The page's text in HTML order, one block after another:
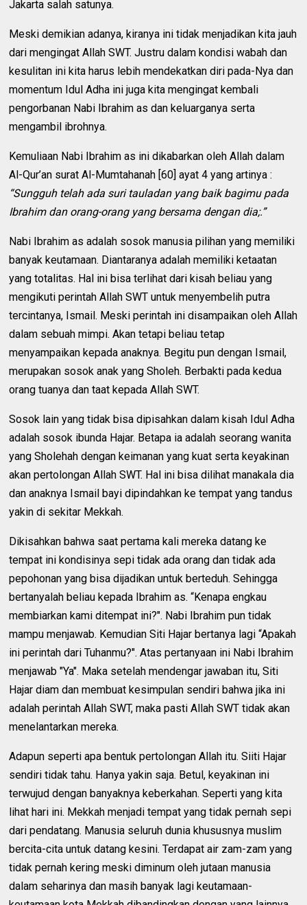
Jakarta salah satunya.
Meski demikian adanya, kiranya ini tidak menjadikan kita jauh
dari mengingat Allah SWT. Justru dalam kondisi wabah dan
kesulitan ini kita harus lebih mendekatkan diri pada-Nya dan
momentum Idul Adha ini juga kita mengingat kembali
pengorbanan Nabi Ibrahim as dan keluarganya serta
mengambil ibrohnya.
Kemuliaan Nabi Ibrahim as ini dikabarkan oleh Allah dalam
Al-Qur’an surat Al-Mumtahanah [60] ayat 4 yang artinya :
“Sungguh telah ada suri tauladan yang baik bagimu pada
Ibrahim dan orang-orang yang bersama dengan dia;.”
Nabi Ibrahim as adalah sosok manusia pilihan yang memiliki
banyak keutamaan. Diantaranya adalah memiliki ketaatan
yang totalitas. Hal ini bisa terlihat dari kisah beliau yang
mengikuti perintah Allah SWT untuk menyembelih putra
tercintanya, Ismail. Meski perintah ini disampaikan oleh Allah
dalam sebuah mimpi. Akan tetapi beliau tetap
menyampaikan kepada anaknya. Begitu pun dengan Ismail,
merupakan sosok anak yang Sholeh. Berbakti pada kedua
orang tuanya dan taat kepada Allah SWT.
Sosok lain yang tidak bisa dipisahkan dalam kisah Idul Adha
adalah sosok ibunda Hajar. Betapa ia adalah seorang wanita
yang Sholehah dengan keimanan yang kuat serta keyakinan
akan pertolongan Allah SWT. Hal ini bisa dilihat manakala dia
dan anaknya Ismail bayi dipindahkan ke tempat yang tandus
yakin di sekitar Mekkah.
Dikisahkan bahwa saat pertama kali mereka datang ke
tempat ini kondisinya sepi tidak ada orang dan tidak ada
pepohonan yang bisa dijadikan untuk berteduh. Sehingga
bertanyalah beliau kepada Ibrahim as. “Kenapa engkau
membiarkan kami ditempat ini?". Nabi Ibrahim pun tidak
mampu menjawab. Kemudian Siti Hajar bertanya lagi “Apakah
ini perintah dari Tuhanmu?". Atas pertanyaan ini Nabi Ibrahim
menjawab "Ya". Maka setelah mendengar jawaban itu, Siti
Hajar diam dan membuat kesimpulan sendiri bahwa jika ini
adalah perintah Allah SWT, maka pasti Allah SWT tidak akan
menelantarkan mereka.
Adapun seperti apa bentuk pertolongan Allah itu. Siiti Hajar
sendiri tidak tahu. Hanya yakin saja. Betul, keyakinan ini
terwujud dengan banyaknya keberkahan. Seperti yang kita
lihat hari ini. Mekkah menjadi tempat yang tidak pernah sepi
dari pendatang. Manusia seluruh dunia khususnya muslim
bercita-cita untuk datang kesini. Terdapat air zam-zam yang
tidak pernah kering meski diminum oleh jutaan manusia
dalam seharinya dan masih banyak lagi keutamaan-